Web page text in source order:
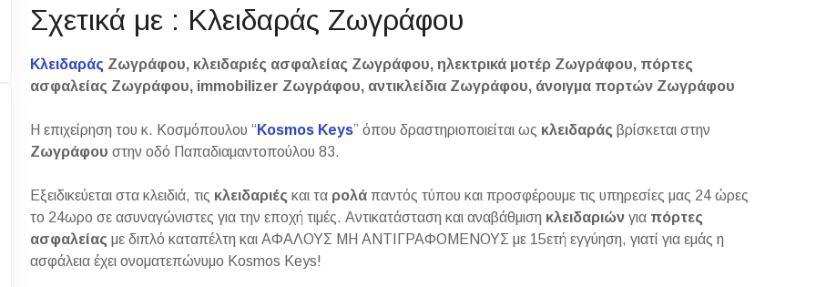
Σχετικά με : Κλειδαράς Ζωγράφου
Κλειδαράς Ζωγράφου, κλειδαριές ασφαλείας Ζωγράφου, ηλεκτρικά μοτέρ Ζωγράφου, πόρτες
ασφαλείας Ζωγράφου, immobilizer Ζωγράφου, αντικλείδια Ζωγράφου, άνοιγμα πορτών Ζωγράφου
Η επιχείρηση του κ. Κοσμόπουλου “ Kosmos Keys” όπου δραστηριοποιείται ως κλειδαράς βρίσκεται στην
Ζωγράφου στην οδό Παπαδιαμαντοπούλου 83.
Εξειδικεύεται στα κλειδιά, τις κλειδαριές και τα ρολάπαντός τύπου και προσφέρουμε τις υπηρεσίες μας 24 ώρες
το 24ωρο σε ασυναγώνιστες για την εποχή τιμές. Αντικατάσταση και αναβάθμιση κλειδαριών για πόρτες
ασφαλείας με διπλό καταπέλτη και ΑΦΑΛΟΥΣ ΜΗ ΑΝΤΙΓΡΑΦΟΜΕΝΟΥΣ με 15ετή εγγύηση, γιατί για εμάς η
ασφάλεια έχει ονοματεπώνυμο Kosmos Keys!